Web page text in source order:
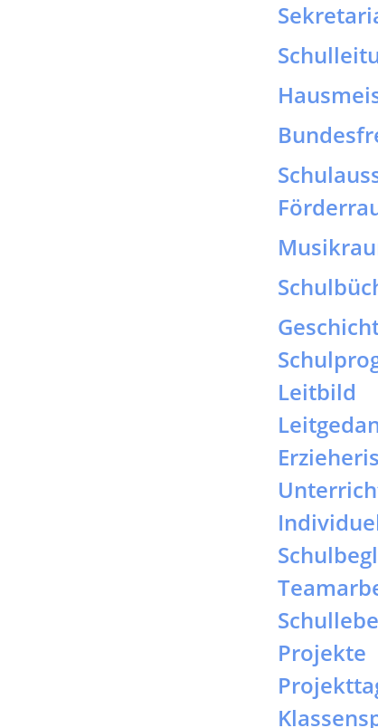
Leitbild
Projekte
Protokoll
Protokoll
Protokoll
Protokoll